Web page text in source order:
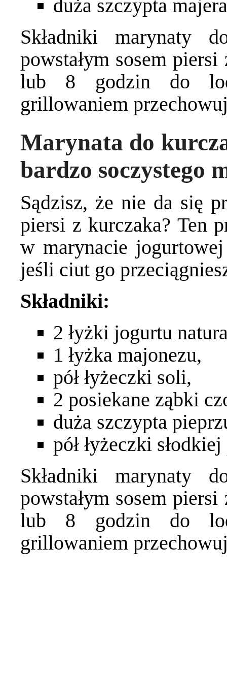
duża szczypta
Składniki marynaty
powstałym sosem
lub 8 godzin do
grillowaniem
Marynata do
bardzo soczystego
Sądzisz, że nie da się
piersi z kurczaka? Ten
w marynacie
jeśli ciut go
Składniki:
2 łyżki jogurtu
1 łyżka majonezu,
pół łyżeczki soli,
2 posiekane ząbki
duża szczypta
pół łyżeczki
Składniki marynaty
powstałym sosem
lub 8 godzin do
grillowaniem